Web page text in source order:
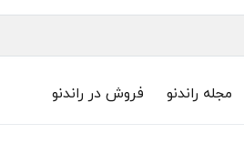
مجله راندنو فروش در راندنو